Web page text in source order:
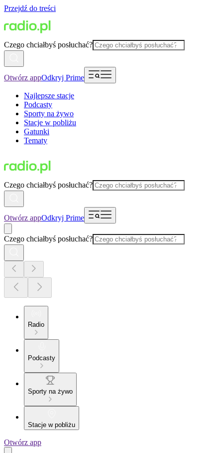
Przejdź do treści
Czego chciałbyś posłuchać?
Otwórz appOdkryj Prime
Najlepsze stacje
Podcasty
Sporty na żywo
Stacje w pobliżu
Gatunki
Tematy
Czego chciałbyś posłuchać?
Otwórz appOdkryj Prime
Czego chciałbyś posłuchać?
Radio
Podcasty
Sporty na żywo
Stacje w pobliżu
Otwórz app